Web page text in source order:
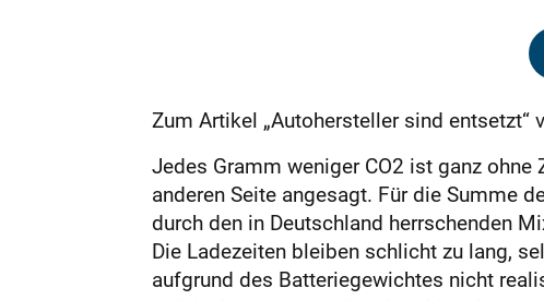
Zum Artikel „Autohersteller sind entsetzt“
Jedes Gramm weniger CO2 ist ganz
anderen Seite angesagt. Für die Summe
durch den in Deutschland herrschenden
Die Ladezeiten bleiben schlicht zu lang,
aufgrund des Batteriegewichtes nicht